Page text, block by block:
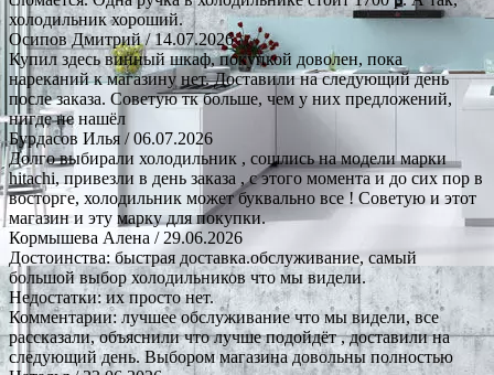
холодильник хороший.
Осипов Дмитрий/ 14.07.2026
Купил здесь винный шкаф, покупкой доволен, пока
нареканий к магазину нет. Доставили на следующий день
после заказа. Советую тк больше, чем у них предложений,
нигде не нашёл
Бурдасов Илья / 06.07.2026
Долго выбирали холодильник , сошлись на модели марки
hitachi, привезли в день заказа , с этого момента и до сих пор в
восторге, холодильник может буквально все ! Советую и этот
магазин и эту марку для покупки.
Кормышева Алена / 29.06.2026
Достоинства: быстрая доставка.обслуживание, самый
большой выбор холодильников что мы видели.
Недостатки: их просто нет.
Комментарии: лучшее обслуживание что мы видели, все
рассказали, объяснили что лучше подойдёт , доставили на
следующий день. Выбором магазина довольны полностью